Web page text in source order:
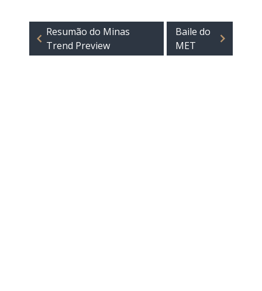
Resumão do Minas
Trend Preview
Baile do
MET